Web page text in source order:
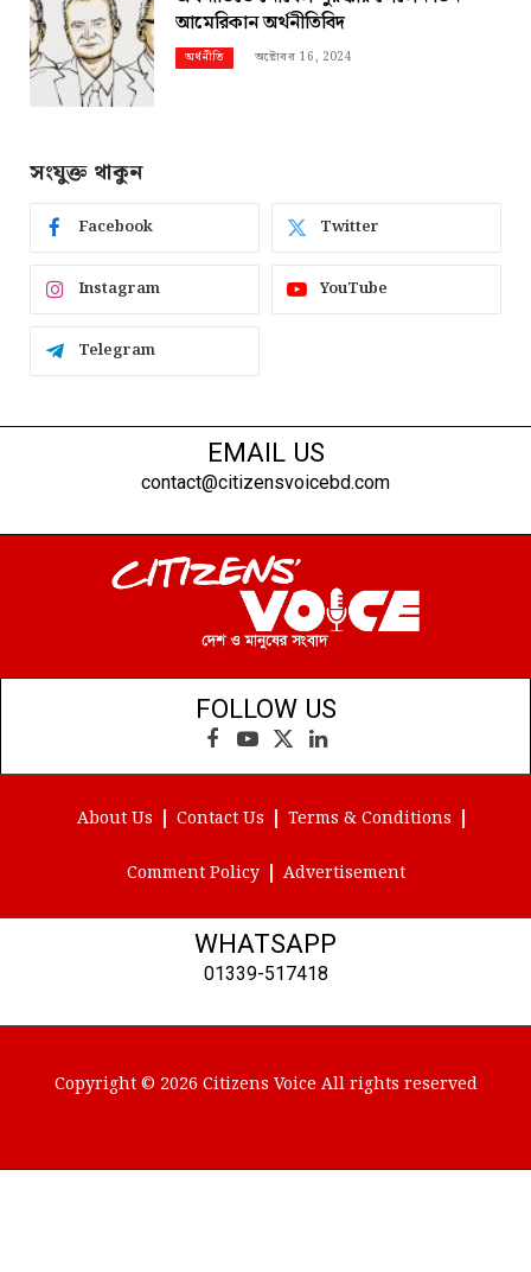
আমেরিকান অর্থনীতিবিদ
অর্থনীতি অক্টোবর 16, 2024
সংযুক্ত থাকুন
Facebook Twitter
Instagram YouTube
Telegram
EMAIL US
contact@citizensvoicebd.com
FOLLOW US
Facebook
YouTube
X
(Twitter)
LinkedIn
About Us Contact Us Terms & Conditions
Comment Policy Advertisement
WHATSAPP
01339-517418
Copyright © 2026 Citizens Voice All rights reserved